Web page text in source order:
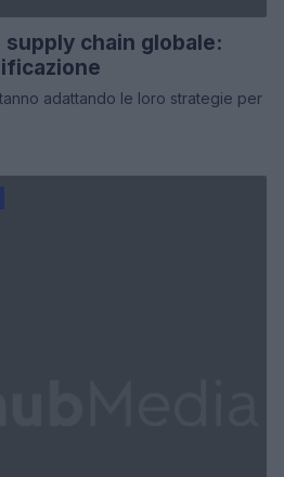
supply chain globale:
adattando le loro strategie per